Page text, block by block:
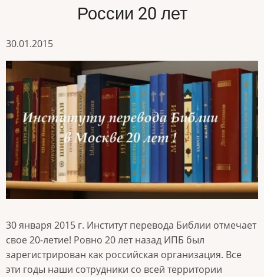
России 20 лет
30.01.2015
30 января 2015 г. Институт перевода Библии отмечает
свое 20-летие! Ровно 20 лет назад ИПБ был
зарегистрирован как российская организация. Все
эти годы наши сотрудники со всей территории